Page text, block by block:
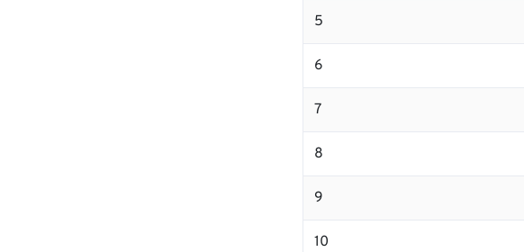
5
6
7
8
9
10